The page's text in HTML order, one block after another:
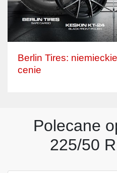
Berlin Tires:
cenie
Polecane
225/50